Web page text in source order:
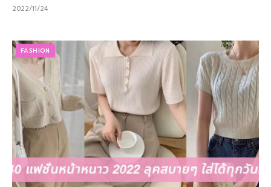
2022/11/24
FASHION